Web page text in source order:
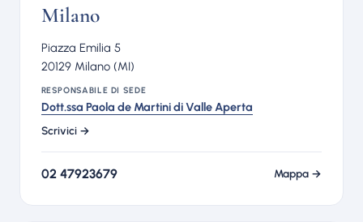
Milano
Piazza Emilia 5
20129 Milano (MI)
RESPONSABILE DI SEDE
Dott.ssa Paola de Martini di Valle Aperta
Scrivici →
02 47923679 Mappa →